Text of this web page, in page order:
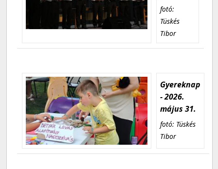
fotó:
Tüskés
Tibor
Gyereknap
- 2026.
május 31.
fotó: Tüskés
Tibor